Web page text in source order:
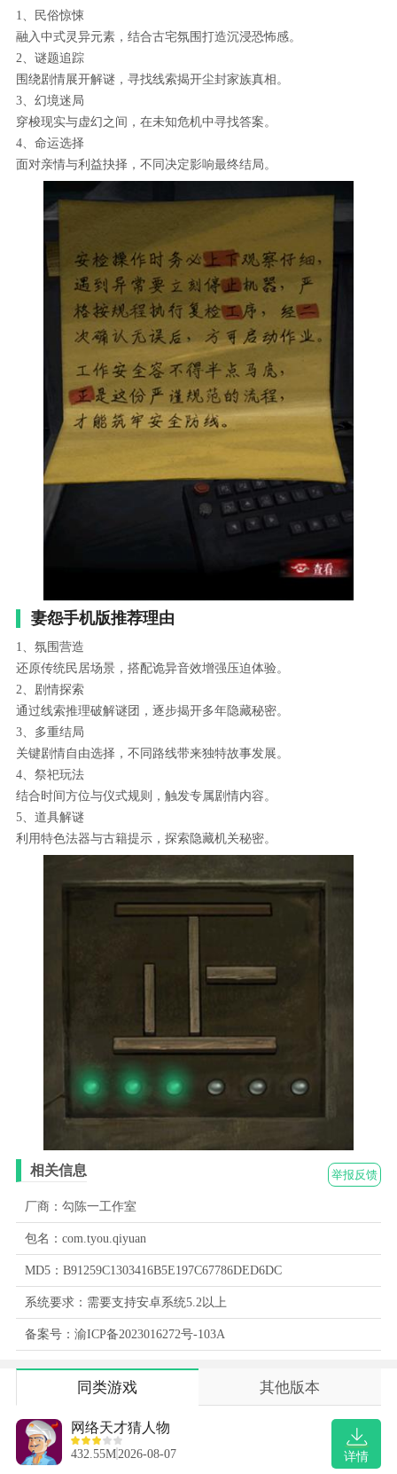
1、民俗惊悚
融入中式灵异元素，结合古宅氛围打造沉浸恐怖感。
2、谜题追踪
围绕剧情展开解谜，寻找线索揭开尘封家族真相。
3、幻境迷局
穿梭现实与虚幻之间，在未知危机中寻找答案。
4、命运选择
面对亲情与利益抉择，不同决定影响最终结局。
妻怨手机版推荐理由
1、氛围营造
还原传统民居场景，搭配诡异音效增强压迫体验。
2、剧情探索
通过线索推理破解谜团，逐步揭开多年隐藏秘密。
3、多重结局
关键剧情自由选择，不同路线带来独特故事发展。
4、祭祀玩法
结合时间方位与仪式规则，触发专属剧情内容。
5、道具解谜
利用特色法器与古籍提示，探索隐藏机关秘密。
举报反馈
相关信息
厂商：勾陈一工作室
包名：com.tyou.qiyuan
MD5：B91259C1303416B5E197C67786DED6DC
系统要求：需要支持安卓系统5.2以上
备案号：渝ICP备2023016272号-103A
同类游戏 其他版本
详情
网络天才猜人物
432.55M 2026-08-07